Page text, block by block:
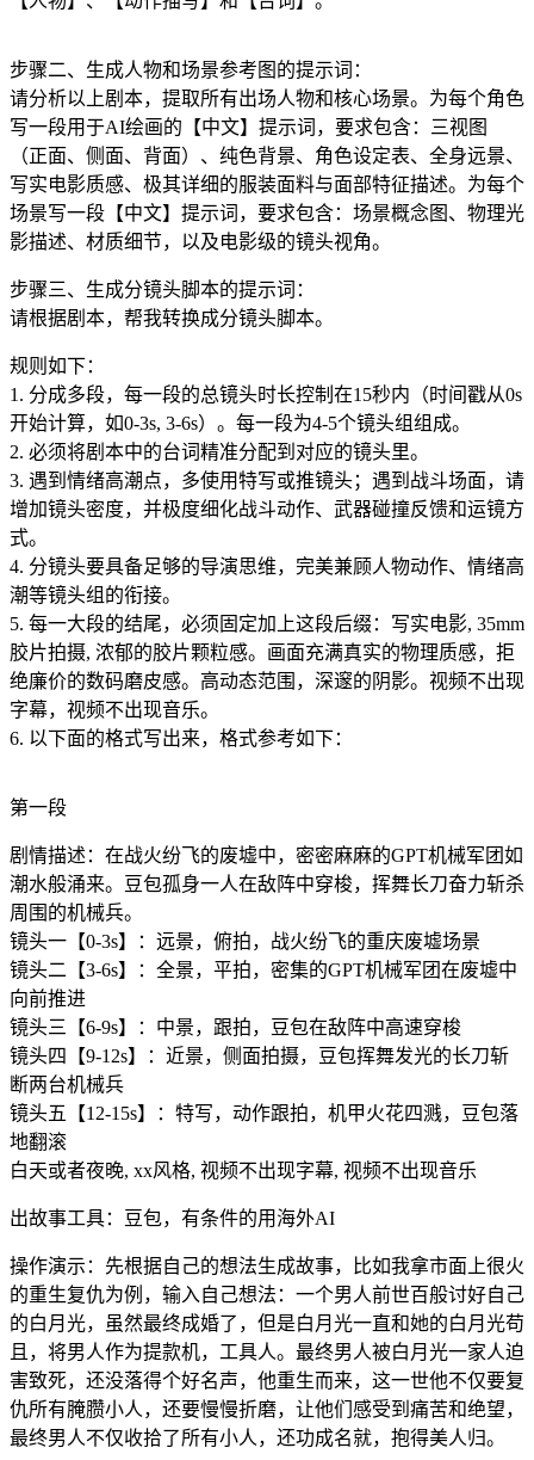
步骤二、生成人物和场景参考图的提示词：
请分析以上剧本，提取所有出场人物和核心场景。为每个角色
写一段用于AI绘画的【中文】提示词，要求包含：三视图
（正面、侧面、背面）、纯色背景、角色设定表、全身远景、
写实电影质感、极其详细的服装面料与面部特征描述。为每个
场景写一段【中文】提示词，要求包含：场景概念图、物理光
影描述、材质细节，以及电影级的镜头视角。
步骤三、生成分镜头脚本的提示词：
请根据剧本，帮我转换成分镜头脚本。
规则如下：
1. 分成多段，每一段的总镜头时长控制在15秒内（时间戳从0s
开始计算，如0-3s, 3-6s）。每一段为4-5个镜头组组成。
2. 必须将剧本中的台词精准分配到对应的镜头里。
3. 遇到情绪高潮点，多使用特写或推镜头；遇到战斗场面，请
增加镜头密度，并极度细化战斗动作、武器碰撞反馈和运镜方
式。
4. 分镜头要具备足够的导演思维，完美兼顾人物动作、情绪高
潮等镜头组的衔接。
5. 每一大段的结尾，必须固定加上这段后缀：写实电影, 35mm
胶片拍摄, 浓郁的胶片颗粒感。画面充满真实的物理质感，拒
绝廉价的数码磨皮感。高动态范围，深邃的阴影。视频不出现
字幕，视频不出现音乐。
6. 以下面的格式写出来，格式参考如下：
第一段
剧情描述：在战火纷飞的废墟中，密密麻麻的GPT机械军团如
潮水般涌来。豆包孤身一人在敌阵中穿梭，挥舞长刀奋力斩杀
周围的机械兵。
镜头一【0-3s】：远景，俯拍，战火纷飞的重庆废墟场景
镜头二【3-6s】：全景，平拍，密集的GPT机械军团在废墟中
向前推进
镜头三【6-9s】：中景，跟拍，豆包在敌阵中高速穿梭
镜头四【9-12s】：近景，侧面拍摄，豆包挥舞发光的长刀斩
断两台机械兵
镜头五【12-15s】：特写，动作跟拍，机甲火花四溅，豆包落
地翻滚
白天或者夜晚, xx风格, 视频不出现字幕, 视频不出现音乐
出故事工具：豆包，有条件的用海外AI
操作演示：先根据自己的想法生成故事，比如我拿市面上很火
的重生复仇为例，输入自己想法：一个男人前世百般讨好自己
的白月光，虽然最终成婚了，但是白月光一直和她的白月光苟
且，将男人作为提款机，工具人。最终男人被白月光一家人迫
害致死，还没落得个好名声，他重生而来，这一世他不仅要复
仇所有腌臜小人，还要慢慢折磨，让他们感受到痛苦和绝望，
最终男人不仅收拾了所有小人，还功成名就，抱得美人归。